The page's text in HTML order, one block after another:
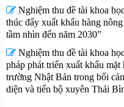
Nghiệm thu đề tài khoa
thúc đẩy xuất khẩu hàng
tầm nhìn đến năm 2030”
Nghiệm thu đề tài khoa
pháp phát triển xuất khẩu mặt
trường Nhật Bản trong bối
diện và tiến bộ xuyên Thái